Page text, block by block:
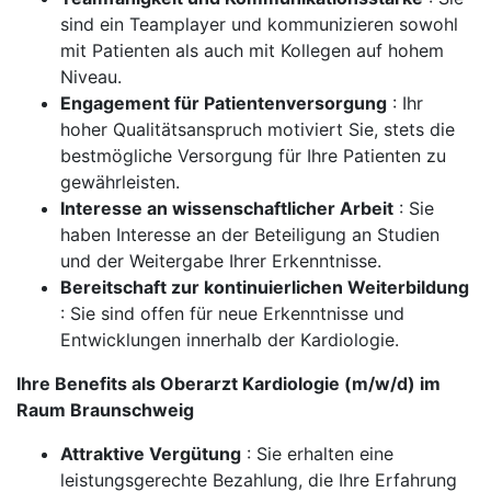
sind ein Teamplayer und kommunizieren sowohl
mit Patienten als auch mit Kollegen auf hohem
Niveau.
Engagement für Patientenversorgung : Ihr
hoher Qualitätsanspruch motiviert Sie, stets die
bestmögliche Versorgung für Ihre Patienten zu
gewährleisten.
Interesse an wissenschaftlicher Arbeit : Sie
haben Interesse an der Beteiligung an Studien
und der Weitergabe Ihrer Erkenntnisse.
Bereitschaft zur kontinuierlichen Weiterbildung
: Sie sind offen für neue Erkenntnisse und
Entwicklungen innerhalb der Kardiologie.
Ihre Benefits als Oberarzt Kardiologie (m/w/d) im
Raum Braunschweig
Attraktive Vergütung : Sie erhalten eine
leistungsgerechte Bezahlung, die Ihre Erfahrung